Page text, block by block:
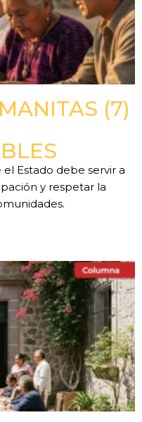
(7)
Estado debe servir a
y respetar la